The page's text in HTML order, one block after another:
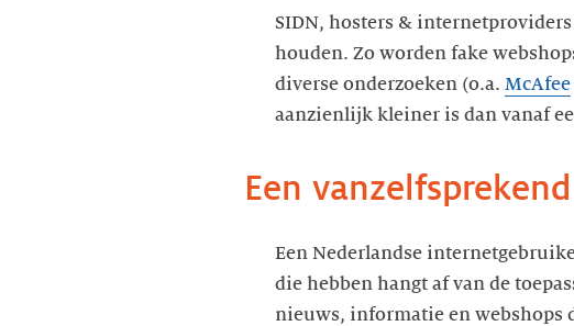
SIDN, hosters &
houden. Zo worden fake
diverse onderzoeken (o.a. McAfee
aanzienlijk kleiner is dan vanaf
Een
Een Nederlandse
die hebben hangt af van de
nieuws, informatie en webshops